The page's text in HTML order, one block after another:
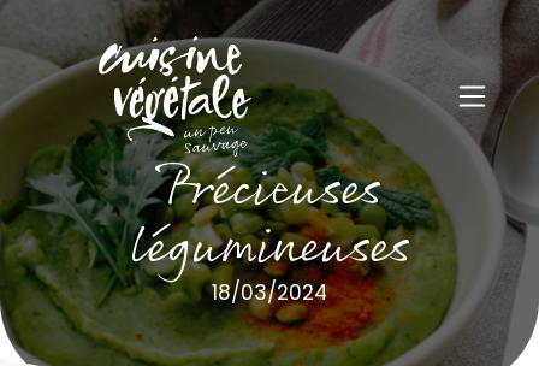
Précieuses
légumineuses
18/03/2024